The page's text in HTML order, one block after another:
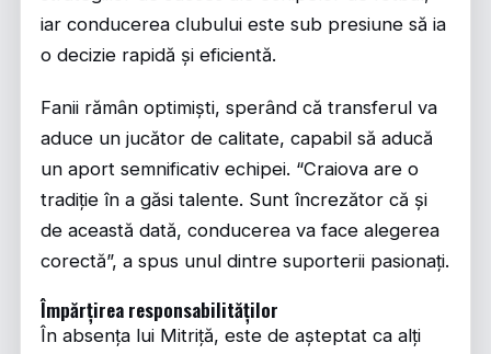
iar conducerea clubului este sub presiune să ia
o decizie rapidă și eficientă.
Fanii rămân optimiști, sperând că transferul va
aduce un jucător de calitate, capabil să aducă
un aport semnificativ echipei. “Craiova are o
tradiție în a găsi talente. Sunt încrezător că și
de această dată, conducerea va face alegerea
corectă”, a spus unul dintre suporterii pasionați.
Împărțirea responsabilităților
În absența lui Mitriță, este de așteptat ca alți